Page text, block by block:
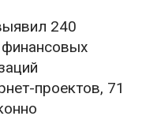
240
финансовых
проектов, 71